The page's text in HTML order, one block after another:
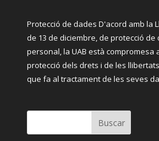
Protecció de dades D'acord amb la
de 13 de diciembre, de protecció
personal, la UAB està compromesa
protecció dels drets i de les
que fa al tractament de les seves